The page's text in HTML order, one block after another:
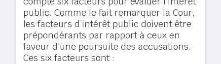
public. Comme le fait remarquer la Cour,
les facteurs d’intérêt public doivent être
prépondérants par rapport à ceux en
faveur d’une poursuite des accusations.
Ces six facteurs sont :